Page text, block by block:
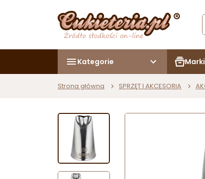
Kategorie Marki
Strona główna SPRZĘT I AKCESORIA